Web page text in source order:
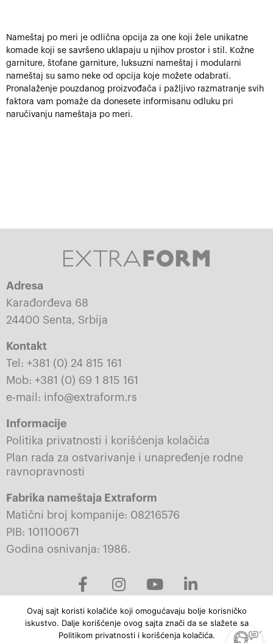
Nameštaj po meri je odlična opcija za one koji žele unikatne
komade koji se savršeno uklapaju u njihov prostor i stil. Kožne
garniture, štofane garniture, luksuzni nameštaj i modularni
nameštaj su samo neke od opcija koje možete odabrati.
Pronalaženje pouzdanog proizvođača i pažljivo razmatranje svih
faktora vam pomaže da donesete informisanu odluku pri
naručivanju nameštaja po meri.
Adresa
Karađorđeva 68
24400 Senta, Srbija
Kontakt
Tel: +381 (0) 24 815 161
Mob: +381 (0) 69 1 815 161
e-mail: info@extraform.rs
Informacije
Politika privatnosti i korišćenja kolačića
Plan rada za ostvarivanje i unapređenje rodne
ravnopravnosti
Fabrika nameštaja Extraform
Matični broj kompanije: 08216576
PIB: 101100671
Godina osnivanja: 1986.
F
a
c
e
b
I
n
s
t
a
Y
o
u
t
u
i
n
k
e
© 2023-2026 Extraform. Sva prava zadržana.
Ovaj sajt koristi kolačiće koji omogućavaju bolje korisničko
iskustvo. Dalje korišćenje ovog sajta znači da se slažete sa
Politikom privatnosti i korišćenja kolačića.